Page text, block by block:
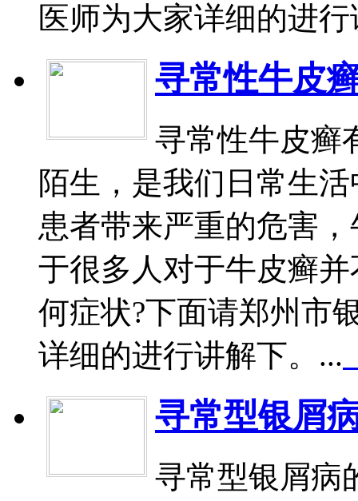
医师为大家详细的进
寻常性牛皮
寻常性牛皮癣
陌生，是我们日常生
患者带来严重的危害
于很多人对于牛皮癣
何症状?下面请郑州市
详细的进行讲解下。...
寻常型银屑
寻常型银屑病